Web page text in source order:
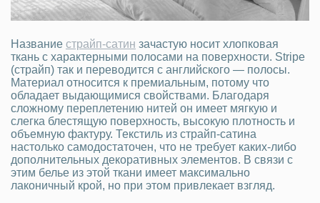
Название страйп-сатин зачастую носит хлопковая
ткань с характерными полосами на поверхности. Stripe
(страйп) так и переводится с английского — полосы.
Материал относится к премиальным, потому что
обладает выдающимися свойствами. Благодаря
сложному переплетению нитей он имеет мягкую и
слегка блестящую поверхность, высокую плотность и
объемную фактуру. Текстиль из страйп-сатина
настолько самодостаточен, что не требует каких-либо
дополнительных декоративных элементов. В связи с
этим белье из этой ткани имеет максимально
лаконичный крой, но при этом привлекает взгляд.